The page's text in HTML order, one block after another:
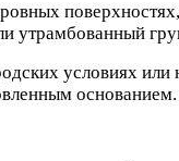
поверхностях,
утрамбованный
условиях или
основанием.